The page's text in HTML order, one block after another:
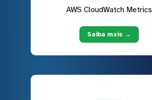
AWS CloudWatch Metrics
Saiba mais →